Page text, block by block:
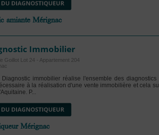
amiante Mérignac
Immobilier
Goillot Lot 24 - Appartement 204
immobilier réalise l'ensemble des diagnostics
à la réalisation d'une vente immobilière et cela
P...
Mérignac